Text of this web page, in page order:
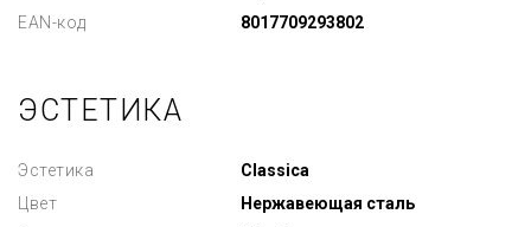
EAN-код
8017709293802
ЭСТЕТИКА
Эстетика
Classica
Цвет
Нержавеющая сталь